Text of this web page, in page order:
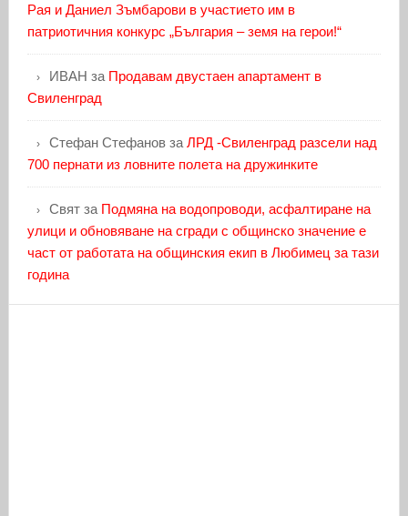
Рая и Даниел Зъмбарови в участието им в
патриотичния конкурс „България – земя на герои!“
ИВАН за Продавам двустаен апартамент в
Свиленград
Стефан Стефановза ЛРД -Свиленград разсели над
700 пернати из ловните полета на дружинките
Святза Подмяна на водопроводи, асфалтиране на
улици и обновяване на сгради с общинско значение е
част от работата на общинския екип в Любимец за тази
година